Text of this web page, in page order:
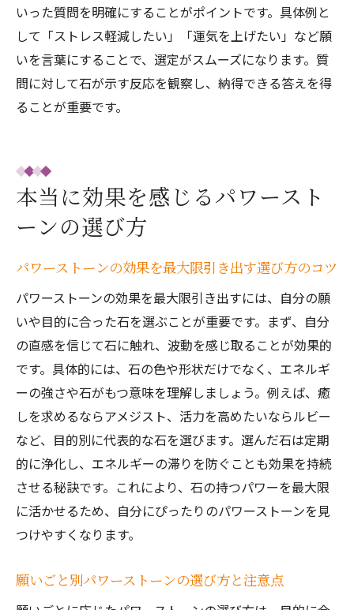
のやり方
ペンデュラムで当たる確率と信頼性をチェ
ック
天然石との相性を見るペンデュラム質問例
まとめ
パワーストーンを置く場所と効果の関係性
パワーストーンを置いてはいけない場所と
理由
効果を高めるパワーストーンの正しい置き
日常生活で活かすパワーストーンの配置術
パワーストーンの効果を感じやすい場所の
特徴
パワーストーンの保管方法とエネルギーの
関係
パワーストーンを置く場所で変わる運気の
実例
願いに応じたパワーストーン活用術を解説
パワーストーンで叶える自己実現のコツ
目的に合わせたパワーストーン活用のポイ
いった質問を明確にすることがポイントです。具体例と
して「ストレス軽減したい」「運気を上げたい」など願
いを言葉にすることで、選定がスムーズになります。質
問に対して石が示す反応を観察し、納得できる答えを得
ることが重要です。
本当に効果を感じるパワースト
ーンの選び方
パワーストーンの効果を最大限引き出す選び方のコツ
パワーストーンの効果を最大限引き出すには、自分の願
いや目的に合った石を選ぶことが重要です。まず、自分
の直感を信じて石に触れ、波動を感じ取ることが効果的
です。具体的には、石の色や形状だけでなく、エネルギ
ーの強さや石がもつ意味を理解しましょう。例えば、癒
しを求めるならアメジスト、活力を高めたいならルビー
など、目的別に代表的な石を選びます。選んだ石は定期
的に浄化し、エネルギーの滞りを防ぐことも効果を持続
させる秘訣です。これにより、石の持つパワーを最大限
に活かせるため、自分にぴったりのパワーストーンを見
つけやすくなります。
願いごと別パワーストーンの選び方と注意点